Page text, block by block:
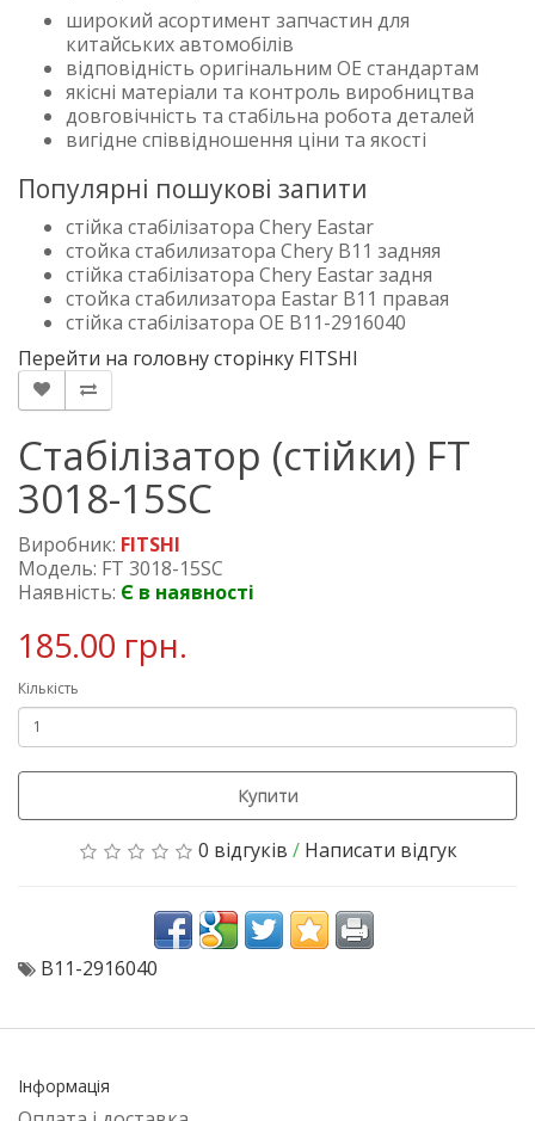
широкий асортимент запчастин для
китайських автомобілів
відповідність оригінальним OE стандартам
якісні матеріали та контроль виробництва
довговічність та стабільна робота деталей
вигідне співвідношення ціни та якості
Популярні пошукові запити
стійка стабілізатора Chery Eastar
стойка стабилизатора Chery B11 задняя
стійка стабілізатора Chery Eastar задня
стойка стабилизатора Eastar B11 правая
стійка стабілізатора OE B11-2916040
Перейти на головну сторінку FITSHI
Стабілізатор (стійки) FT
3018-15SC
Виробник: FITSHI
Модель: FT 3018-15SC
Наявність: Є в наявності
185.00 грн.
Кількість
Купити
0 відгуків / Написати відгук
B11-2916040
Інформація